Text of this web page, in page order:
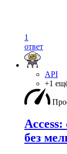
1
ответ
API
+1
без